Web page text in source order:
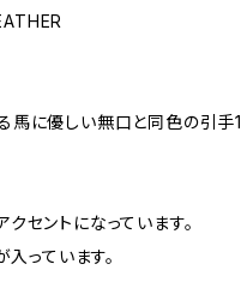
馬に優しい無口と同色の引手1
セントになっています。
っています。